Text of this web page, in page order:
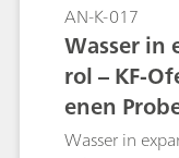
AN-K-017
Wasser in
rol – KF-
enen
ysen
Wasser in